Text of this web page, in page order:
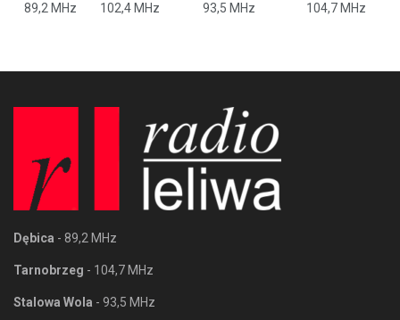
89,2 MHz
102,4 MHz 93,5 MHz 104,7 MHz
Dębica - 89,2 MHz
Tarnobrzeg - 104,7 MHz
Stalowa Wola - 93,5 MHz